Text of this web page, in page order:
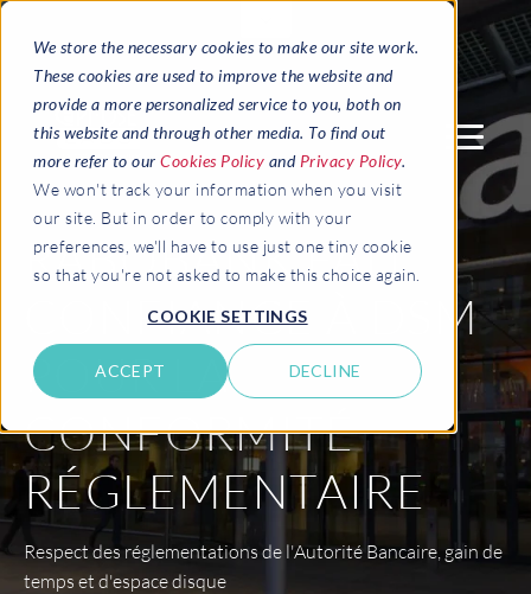
We store the necessary cookies to make our site work.
These cookies are used to improve the website and
provide a more personalized service to you, both on
this website and through other media. To find out
more refer to our Cookies Policy and Privacy Policy.
We won't track your information when you visit
our site. But in order to comply with your
preferences, we'll have to use just one tiny cookie
so that you're not asked to make this choice again.
COOKIE SETTINGS
ACCEPT DECLINE
RABOBANK FAIT
CONFIANCE À DSM
POUR LA
CONFORMITÉ
RÉGLEMENTAIRE
Respect des réglementations de l'Autorité Bancaire, gain de
temps et d'espace disque